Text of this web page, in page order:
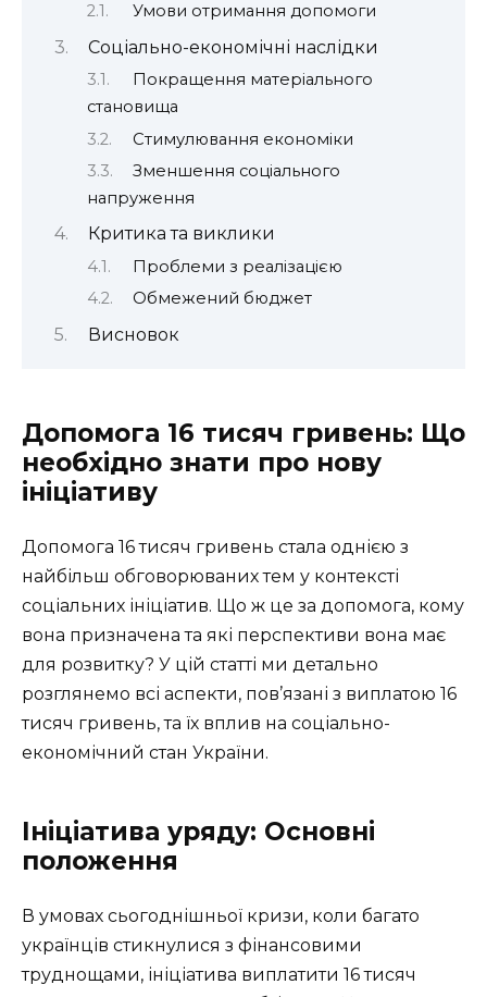
Умови отримання допомоги
Соціально-економічні наслідки
Покращення матеріального
становища
Стимулювання економіки
Зменшення соціального
напруження
Критика та виклики
Проблеми з реалізацією
Обмежений бюджет
Висновок
Допомога 16 тисяч гривень: Що
необхідно знати про нову
ініціативу
Допомога 16 тисяч гривень стала однією з
найбільш обговорюваних тем у контексті
соціальних ініціатив. Що ж це за допомога, кому
вона призначена та які перспективи вона має
для розвитку? У цій статті ми детально
розглянемо всі аспекти, пов’язані з виплатою 16
тисяч гривень, та їх вплив на соціально-
економічний стан України.
Ініціатива уряду: Основні
положення
В умовах сьогоднішньої кризи, коли багато
українців стикнулися з фінансовими
труднощами, ініціатива виплатити 16 тисяч